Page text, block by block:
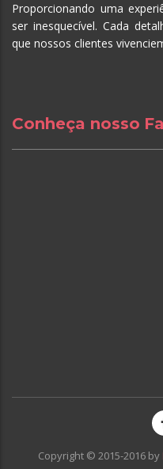
Proporcionando uma
ser inesquecível.Cada
que nossos clientes
Conheça nosso
Copyright © 2015-2016 by